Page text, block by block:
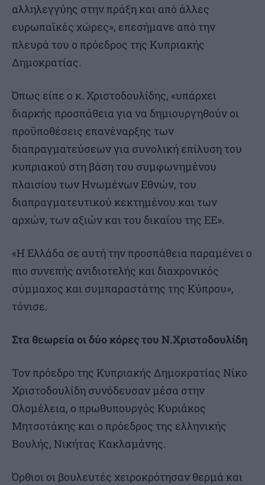
αλληλεγγύης στην πράξη και από άλλες
ευρωπαϊκές χώρες», επεσήμανε από την
πλευρά του ο πρόεδρος της Κυπριακής
Δημοκρατίας.
Όπως είπε ο κ. Χριστοδουλίδης, «υπάρχει
διαρκής προσπάθεια για να δημιουργηθούν οι
προϋποθέσεις επανέναρξης των
διαπραγματεύσεων για συνολική επίλυση του
κυπριακού στη βάση του συμφωνημένου
πλαισίου των Ηνωμένων Εθνών, του
διαπραγματευτικού κεκτημένου και των
αρχών, των αξιών και του δικαίου της ΕΕ».
«Η Ελλάδα σε αυτή την προσπάθεια παραμένει ο
πιο συνεπής ανιδιοτελής και διαχρονικός
σύμμαχος και συμπαραστάτης της Κύπρου»,
τόνισε.
Στα θεωρεία οι δύο κόρες του Ν.Χριστοδουλίδη
Τον πρόεδρο της Κυπριακής Δημοκρατίας Νίκο
Χριστοδουλίδη συνόδευσαν μέσα στην
Ολομέλεια, ο πρωθυπουργός Κυριάκος
Μητσοτάκης και ο πρόεδρος της ελληνικής
Βουλής, Νικήτας Κακλαμάνης.
Όρθιοι οι βουλευτές χειροκρότησαν θερμά και